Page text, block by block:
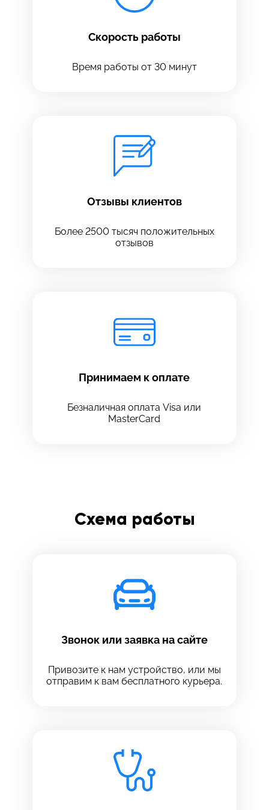
Скорость работы
Время работы от 30 минут
Отзывы клиентов
Более 2500 тысяч положительных
отзывов
Принимаем к оплате
Безналичная оплата Visa или
MasterCard
Схема работы
Звонок или заявка на сайте
Привозите к нам устройство, или мы
отправим к вам бесплатного курьера.
Выберите сервис
Выберите сервис